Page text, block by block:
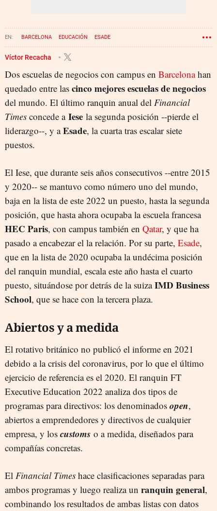
BARCELONA EDUCACIÓN ESADE
Víctor Recacha
Dos escuelas de negocios con campus en Barcelonahan
quedado entre las cinco mejores escuelas de negocios
del mundo. El último ranquin anual del Financial
Times concede a Iese la segunda posición --pierde el
liderazgo--, y aEsade, la cuarta tras escalar siete
puestos.
El Iese, que durante seis años consecutivos --entre 2015
y 2020-- se mantuvo como número uno del mundo,
baja en la lista de este 2022 un puesto, hasta la segunda
posición, que hasta ahora ocupaba la escuela francesa
HEC Paris, con campus también en Qatar, y que ha
pasado a encabezar el la relación. Por su parte, Esade,
que en la lista de 2020 ocupaba la undécima posición
del ranquin mundial, escala este año hasta el cuarto
puesto, situándose por detrás de la suizaIMD Business
School, que se hace con la tercera plaza.
Abiertos y a medida
El rotativo británico no publicó el informe en 2021
debido a la crisis del coronavirus, por lo que el último
ejercicio de referencia es el 2020. El ranquin FT
Executive Education 2022 analiza dos tipos de
programas para directivos: los denominados open,
abiertos a emprendedores y directivos de cualquier
empresa, y los customs o a medida, diseñados para
compañías concretas.
El Financial Times hace clasificaciones separadas para
ambos programas y luego realiza un ranquin general,
combinando los resultados de ambas listas con datos